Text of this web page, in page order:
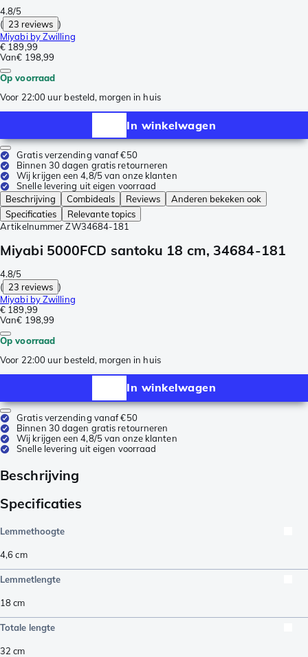
4.8/5
( 23 reviews )
Miyabi by Zwilling
€ 189,99
Van€ 198,99
Op voorraad
Voor 22:00 uur besteld, morgen in huis
In winkelwagen
Gratis verzending vanaf €50
Binnen 30 dagen gratis retourneren
Wij krijgen een 4,8/5 van onze klanten
Snelle levering uit eigen voorraad
Beschrijving
Combideals Reviews
Anderen bekeken ook
Specificaties
Relevante topics
Artikelnummer ZW34684-181
Miyabi 5000FCD santoku 18 cm, 34684-181
4.8/5
( 23 reviews )
Miyabi by Zwilling
€ 189,99
Van€ 198,99
Op voorraad
Voor 22:00 uur besteld, morgen in huis
In winkelwagen
Gratis verzending vanaf €50
Binnen 30 dagen gratis retourneren
Wij krijgen een 4,8/5 van onze klanten
Snelle levering uit eigen voorraad
Beschrijving
Specificaties
Lemmethoogte
4,6cm
Lemmetlengte
18cm
Totale lengte
32 cm